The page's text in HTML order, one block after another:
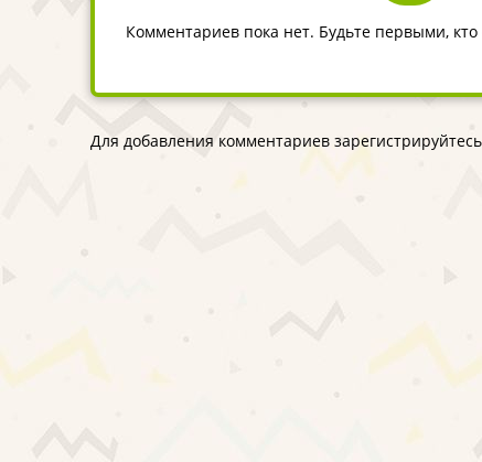
Комментариев пока нет. Будьте первыми,
Для добавления комментариев